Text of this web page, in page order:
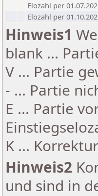
Elozahl per
Elozahl per
Hinweis1
blank ...
V ... Partie
- ... Partie
E ... Partie
K ...
Hinweis2
und sind in